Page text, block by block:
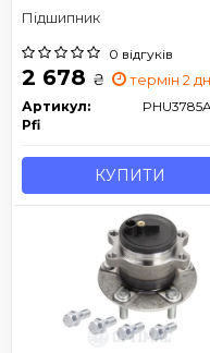
Підшипник
0 відгуків
2 678 ₴ термін 2 дн.
Артикул:
Pfi
КУПИТИ